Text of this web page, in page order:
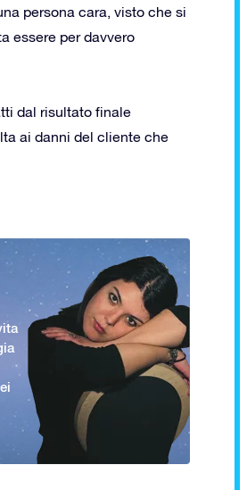
persona cara, visto che si
essere per davvero
dal risultato finale
ai danni del cliente che